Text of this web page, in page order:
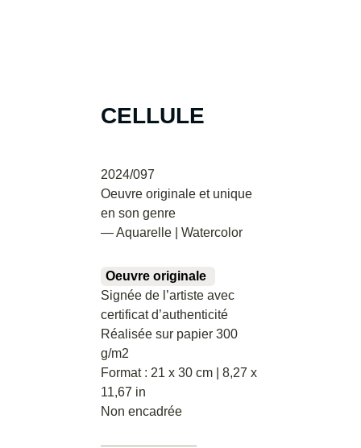
CELLULE
2024/097
Oeuvre originale et unique
en son genre
— Aquarelle | Watercolor
Oeuvre originale
Signée de l’artiste avec
certificat d’authenticité
Réalisée sur papier 300
g/m2
Format : 21 x 30 cm | 8,27 x
11,67 in
Non encadrée